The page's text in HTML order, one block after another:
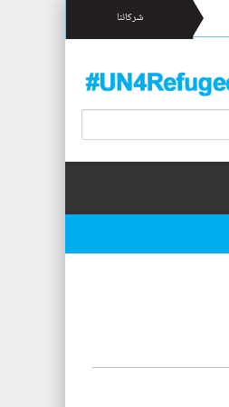
شركائنا